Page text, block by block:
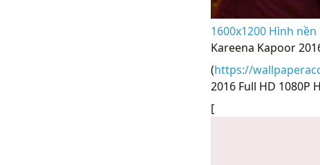
1600x1200 Hình
Kareena Kapoor
(https://
2016 Full HD 1080P
[